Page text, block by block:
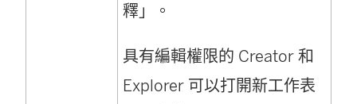
釋」。
具有編輯權限的 Creator 和
Explorer 可以打開新工作表